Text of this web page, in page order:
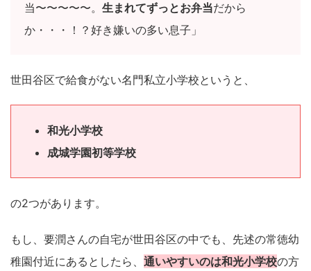
当〜〜〜〜〜。 生まれてずっとお弁当だから
か・・・！？好き嫌いの多い息子」
世田谷区で給食がない名門私立小学校というと、
和光小学校
成城学園初等学校
の2つがあります。
もし、要潤さんの自宅が世田谷区の中でも、先述の常徳幼
稚園付近にあるとしたら、 通いやすいのは和光小学校の方